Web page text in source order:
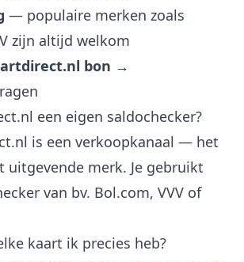
— populaire merken zoals
zijn altijd welkom
bon →
een eigen saldochecker?
is een verkoopkanaal — het
uitgevende merk. Je gebruikt
van bv. Bol.com, VVV of
kaart ik precies heb?